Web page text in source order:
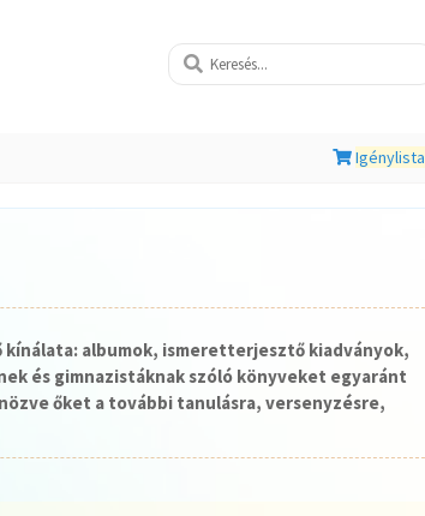
Igénylista
albumok, ismeretterjesztő kiadványok,
és gimnazistáknak szóló könyveket egyaránt
őket a további tanulásra, versenyzésre,